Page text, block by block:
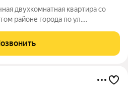
двухкомнатная квартира со
районе города по ул.
счетчики на воду и газ.